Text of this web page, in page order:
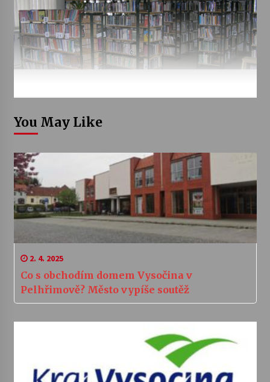
You May Like
2. 4. 2025
Co s obchodím domem Vysočina v
Pelhřimově? Město vypíše soutěž